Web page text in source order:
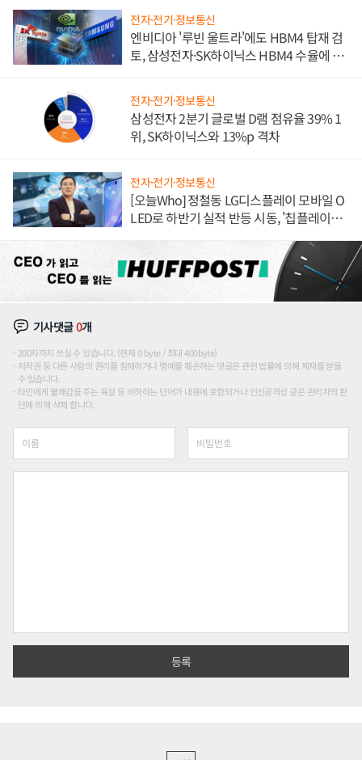
전자·전기·정보통신
엔비디아 '루빈 울트라'에도 HBM4 탑재 검
토, 삼성전자·SK하이닉스 HBM4 수율에 주
전자·전기·정보통신
삼성전자 2분기 글로벌 D램 점유율 39% 1
위, SK하이닉스와 13%p 격차
전자·전기·정보통신
[오늘Who] 정철동 LG디스플레이 모바일 O
LED로 하반기 실적 반등 시동, '칩플레이
기사댓글0개
200자까지 쓰실 수 있습니다. (현재 0 byte / 최대 400byte)
저작권 등 다른 사람의 권리를 침해하거나 명예를 훼손하는 댓글은 관련 법률에 의해 제재를 받을
수 있습니다.
타인에게 불쾌감을 주는 욕설 등 비하하는 단어가 내용에 포함되거나 인신공격성 글은 관리자의 판
단에 의해 삭제 합니다.